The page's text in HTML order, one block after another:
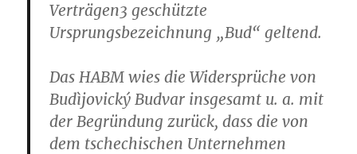
Verträgen3 geschützte
Ursprungsbezeichnung „Bud“ geltend.
Das HABM wies die Widersprüche von
Budìjovický Budvar insgesamt u. a. mit
der Begründung zurück, dass die von
dem tschechischen Unternehmen